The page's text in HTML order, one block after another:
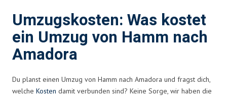
Umzugskosten: Was kostet
ein Umzug von Hamm nach
Amadora
Du planst einen Umzug von Hamm nach Amadora und fragst dich,
welche Kosten damit verbunden sind? Keine Sorge, wir haben die